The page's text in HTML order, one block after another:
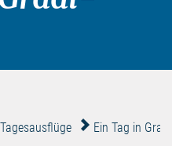
Tagesausflüge Ein Tag in